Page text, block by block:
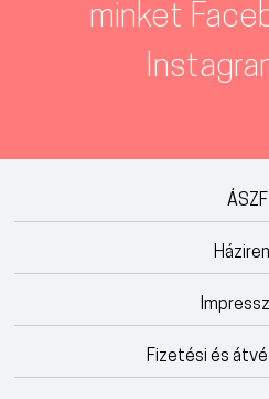
minket
ÁSZF
Fizetési és